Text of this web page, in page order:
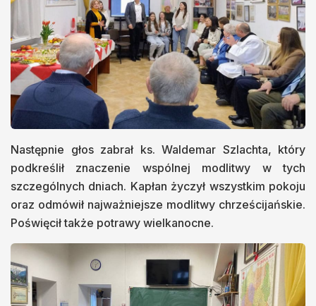
Następnie głos zabrał ks. Waldemar Szlachta, który
podkreślił znaczenie wspólnej modlitwy w tych
szczególnych dniach. Kapłan życzył wszystkim pokoju
oraz odmówił najważniejsze modlitwy chrześcijańskie.
Poświęcił także potrawy wielkanocne.